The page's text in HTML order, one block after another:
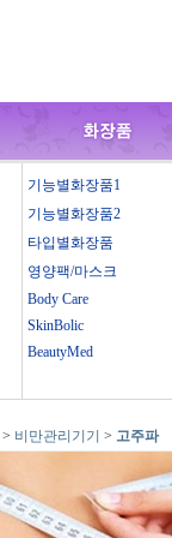
기능별화장품1
기능별화장품2
타입별화장품
영양팩/마스크
Body Care
SkinBolic
BeautyMed
> 비만관리기기 > 고주파